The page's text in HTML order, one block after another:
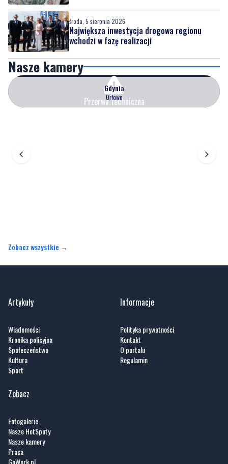
środa, 5 sierpnia 2026
Największa inwestycja drogowa regionu
wchodzi w fazę realizacji
Nasze kamery
Przerwa techniczna
Gdynia
Orłowo
Zobacz wszystkie →
Artykuły
Wiadomości
Kronika policyjna
Społeczeństwo
Kultura
Sport
Informacje
Polityka prywatności
Kontakt
O portalu
Regulamin
Zobacz
Fotogalerie
Nasze HotSpoty
Nasze kamery
Praca
GoWork.pl